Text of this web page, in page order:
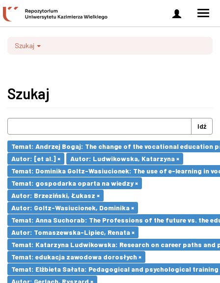
Zaloguj
się
Szukaj
Szukaj
Idź
Temat: Andrzej Bogaj: The change of the vocational education
Autor: [et al.] ×
Autor: Ludwikowska, Katarzyna ×
Temat: Dominika Goltz-Wasiucionek: The use of e-learning in
Temat: gospodarka oparta na wiedzy ×
Autor: Brzeziński, Łukasz ×
Autor: Goltz-Wasiucionek, Dominika ×
Temat: Anna Suchorab: The Professions of the future vs. the
Autor: Tomaszewska-Lipiec, Renata ×
Temat: Katarzyna Ludwikowska: Research on career paths
Temat: edukacja zawodowa dorosłych ×
Temat: Elżbieta Sałata: Pedagogical and psychological
Autor: Gerlach, Ryszard ×